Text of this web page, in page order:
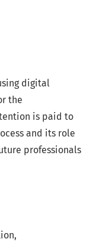
digital
the
is paid to
and its role
professionals